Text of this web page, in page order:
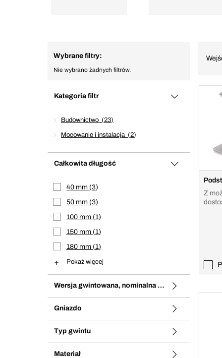
Wybrane filtry:
Nie wybrano żadnych filtrów.
Kategoria filtr
Budownictwo 23
Mocowanie i instalacja 2
Całkowita długość
40 mm 3
50 mm 3
100 mm 1
150 mm 1
180 mm 1
Pokaż więcej
Wersja gwintowana, nominalna średnica
Gniazdo
Typ gwintu
Materiał
Z